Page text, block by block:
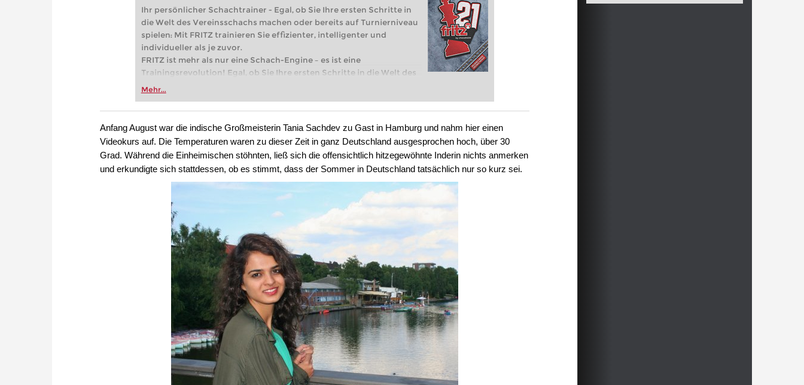
Ihr persönlicher Schachtrainer - Egal, ob Sie Ihre ersten Schritte in
die Welt des Vereinsschachs machen oder bereits auf Turnierniveau
spielen: Mit FRITZ trainieren Sie effizienter, intelligenter und
individueller als je zuvor.
FRITZ ist mehr als nur eine Schach-Engine – es ist eine
Trainingsrevolution! Egal, ob Sie Ihre ersten Schritte in die Welt des
Vereinsschachs machen oder bereits auf Turnierniveau spielen: Mit
zuvor.
Mehr...
Anfang August war die indische Großmeisterin Tania Sachdev zu Gast in Hamburg und nahm hier einen
Videokurs auf. Die Temperaturen waren zu dieser Zeit in ganz Deutschland ausgesprochen hoch, über 30
Grad. Während die Einheimischen stöhnten, ließ sich die offensichtlich hitzegewöhnte Inderin nichts anmerken
und erkundigte sich stattdessen, ob es stimmt, dass der Sommer in Deutschland tatsächlich nur so kurz sei.